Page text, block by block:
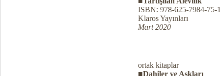
ISBN: 978-625-7984-75-
Klaros Yayınları
Mart 2020
ortak kitaplar
■Dahiler ve Aşkları